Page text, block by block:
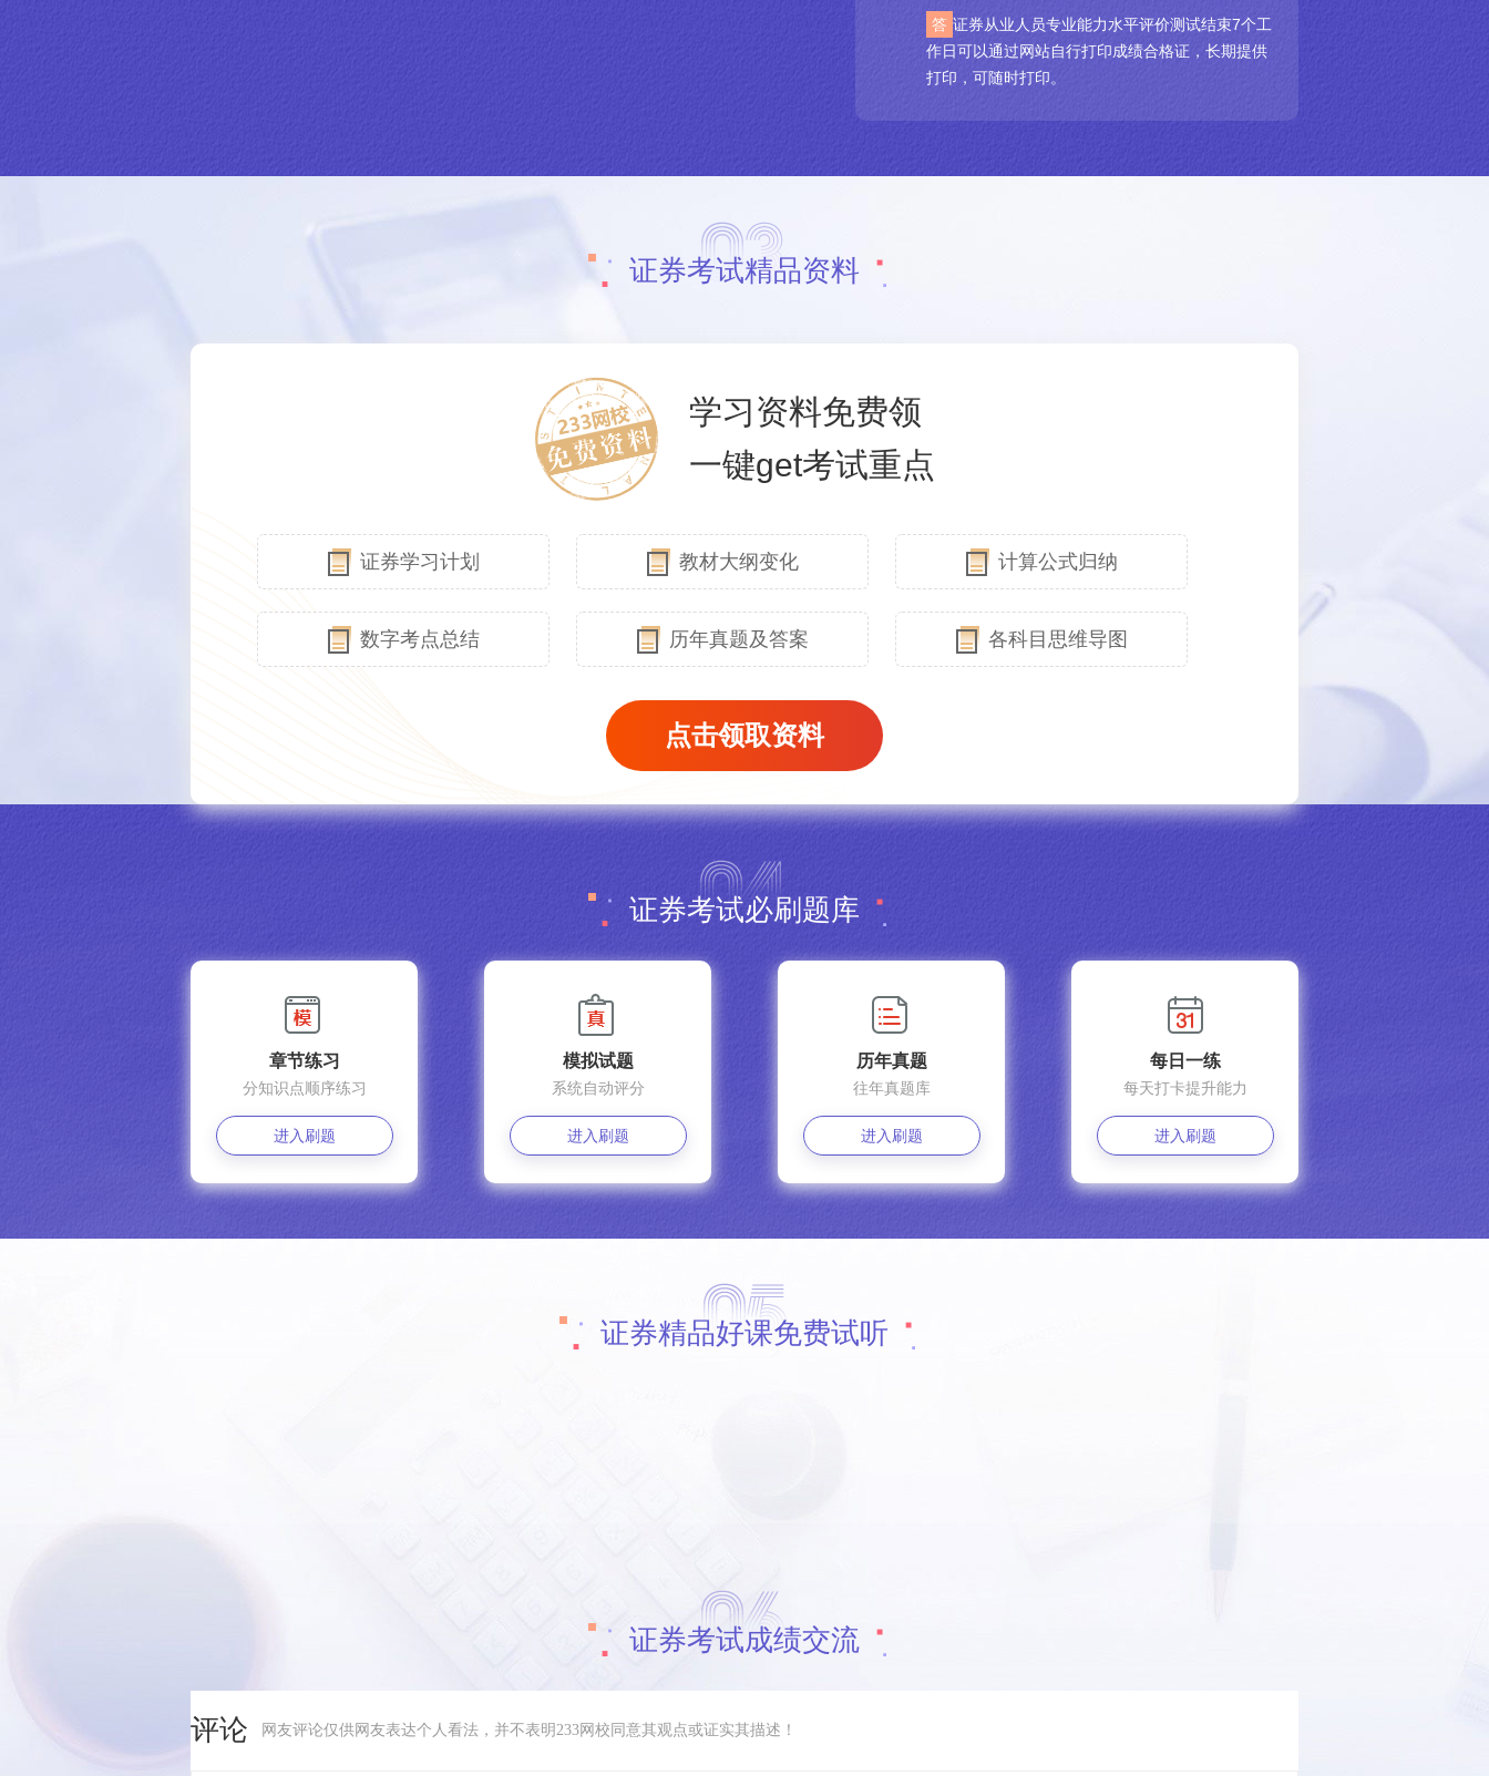
答 证券从业人员专业能力水平评价测试结束7个工
作日可以通过网站自行打印成绩合格证，长期提供
打印，可随时打印。
证券考试精品资料
学习资料免费领
一键get考试重点
证券学习计划 教材大纲变化 计算公式归纳
数字考点总结 历年真题及答案 各科目思维导图
点击领取资料
证券考试必刷题库
章节练习
分知识点顺序练习
进入刷题
模拟试题
系统自动评分
进入刷题
历年真题
往年真题库
进入刷题
每日一练
每天打卡提升能力
进入刷题
证券精品好课免费试听
证券考试成绩交流